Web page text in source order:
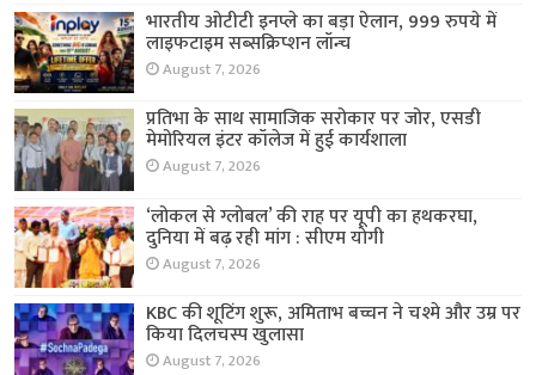
भारतीय ओटीटी इनप्ले का बड़ा ऐलान, 999 रुपये में
लाइफटाइम सब्सक्रिप्शन लॉन्च
August 7, 2026
प्रतिभा के साथ सामाजिक सरोकार पर जोर, एसडी
मेमोरियल इंटर कॉलेज में हुई कार्यशाला
August 7, 2026
‘लोकल से ग्लोबल’ की राह पर यूपी का हथकरघा,
दुनिया में बढ़ रही मांग : सीएम योगी
August 7, 2026
KBC की शूटिंग शुरू, अमिताभ बच्चन ने चश्मे और उम्र पर
किया दिलचस्प खुलासा
August 7, 2026